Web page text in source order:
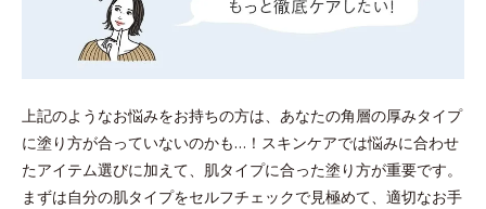
上記のようなお悩みをお持ちの方は、あなたの角層の厚みタイプ
に塗り方が合っていないのかも…！スキンケアでは悩みに合わせ
たアイテム選びに加えて、肌タイプに合った塗り方が重要です。
まずは自分の肌タイプをセルフチェックで見極めて、適切なお手